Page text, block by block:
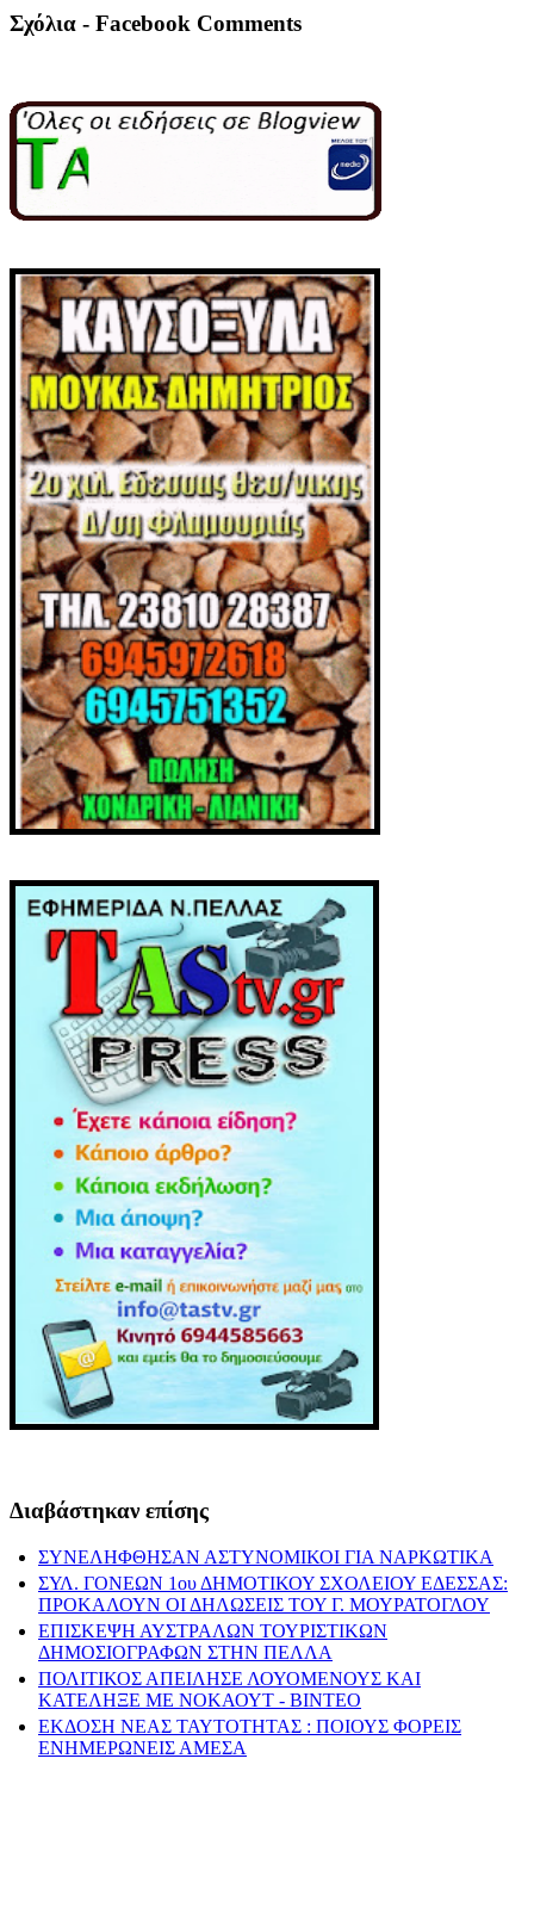
Σχόλια - Facebook Comments
Διαβάστηκαν επίσης
ΣΥΝΕΛΗΦΘΗΣΑΝ ΑΣΤΥΝΟΜΙΚΟΙ ΓΙΑ ΝΑΡΚΩΤΙΚΑ
ΣΥΛ. ΓΟΝΕΩΝ 1ου ΔΗΜΟΤΙΚΟΥ ΣΧΟΛΕΙΟΥ ΕΔΕΣΣΑΣ:
ΠΡΟΚΑΛΟΥΝ ΟΙ ΔΗΛΩΣΕΙΣ ΤΟΥ Γ. ΜΟΥΡΑΤΟΓΛΟΥ
ΕΠΙΣΚΕΨΗ ΑΥΣΤΡΑΛΩΝ ΤΟΥΡΙΣΤΙΚΩΝ
ΔΗΜΟΣΙΟΓΡΑΦΩΝ ΣΤΗΝ ΠΕΛΛΑ
ΠΟΛΙΤΙΚΟΣ ΑΠΕΙΛΗΣΕ ΛΟΥΟΜΕΝΟΥΣ ΚΑΙ
ΚΑΤΕΛΗΞΕ ΜΕ ΝΟΚΑΟΥΤ - ΒΙΝΤΕΟ
ΕΚΔΟΣΗ ΝΕΑΣ ΤΑΥΤΟΤΗΤΑΣ : ΠΟΙΟΥΣ ΦΟΡΕΙΣ
ΕΝΗΜΕΡΩΝΕΙΣ ΑΜΕΣΑ